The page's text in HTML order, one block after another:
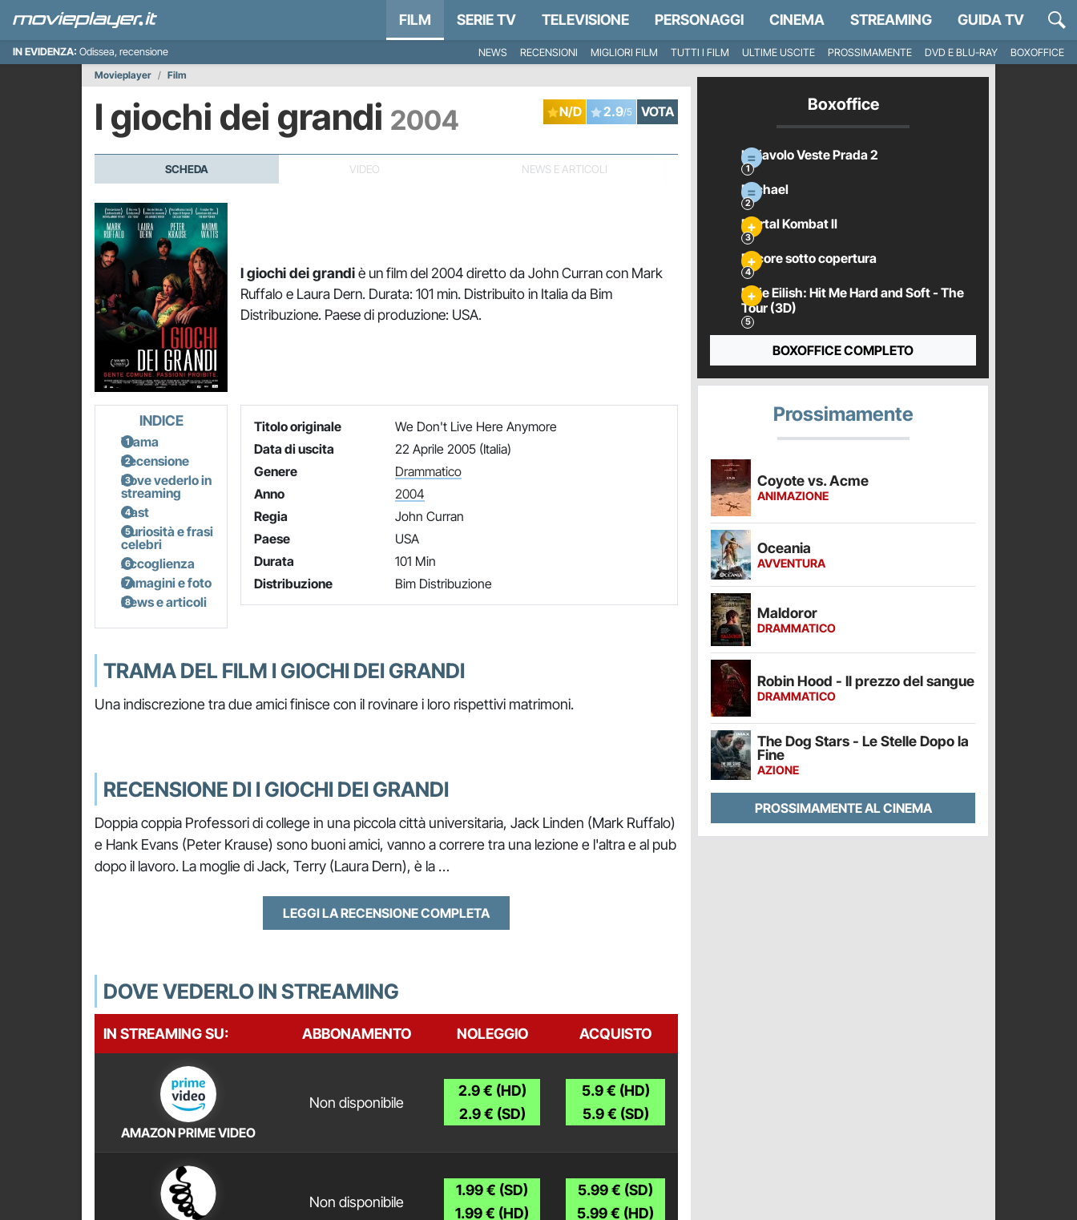
FILM SERIE TV TELEVISIONE PERSONAGGI CINEMA STREAMING GUIDA TV
IN EVIDENZA: Odissea, recensione NEWS RECENSIONI MIGLIORI FILM TUTTI I FILM ULTIME USCITE PROSSIMAMENTE DVD E BLU-RAY
BOXOFFICE
Movieplayer
Film
I giochi dei grandi 2004 N/D 2.9/5 VOTA
SCHEDA VIDEO NEWS E ARTICOLI
I giochi dei grandiè un film del 2004 diretto da John Curran con Mark
Ruffalo e Laura Dern. Durata: 101 min. Distribuito in Italia da Bim
Distribuzione. Paese di produzione: USA.
INDICE
Trama
Recensione
Dove vederlo in
streaming
Cast
Curiosità e frasi
celebri
Accoglienza
Immagini e foto
News e articoli
Titolo originale
We Don't Live Here Anymore
Data di uscita
22 Aprile 2005 (Italia)
Genere
Drammatico
Anno
2004
Regia
John Curran
Paese
USA
Durata
101 Min
Distribuzione
Bim Distribuzione
TRAMA DEL FILM I GIOCHI DEI GRANDI
Una indiscrezione tra due amici finisce con il rovinare i loro rispettivi matrimoni.
RECENSIONE DI I GIOCHI DEI GRANDI
Doppia coppia Professori di college in una piccola città universitaria, Jack Linden (Mark Ruffalo)
e Hank Evans (Peter Krause) sono buoni amici, vanno a correre tra una lezione e l'altra e al pub
dopo il lavoro. La moglie di Jack, Terry (Laura Dern), è la …
LEGGI LA RECENSIONE COMPLETA
DOVE VEDERLO IN STREAMING
IN STREAMING SU: ABBONAMENTO NOLEGGIO ACQUISTO
AMAZON PRIME VIDEO
Non disponibile
2.9 € (HD)
2.9 € (SD)
5.9 € (HD)
5.9 € (SD)
Non disponibile
1.99 € (SD)
1.99 € (HD)
5.99 € (SD)
5.99 € (HD)
Boxoffice
Il Diavolo Veste Prada 2
Michael
Mortal Kombat II
Pecore sotto copertura
Billie Eilish: Hit Me Hard and Soft - The
Tour (3D)
BOXOFFICE COMPLETO
Prossimamente
Coyote vs. Acme
ANIMAZIONE
Oceania
AVVENTURA
Maldoror
DRAMMATICO
Robin Hood - Il prezzo del sangue
DRAMMATICO
The Dog Stars - Le Stelle Dopo la
Fine
AZIONE
PROSSIMAMENTE AL CINEMA